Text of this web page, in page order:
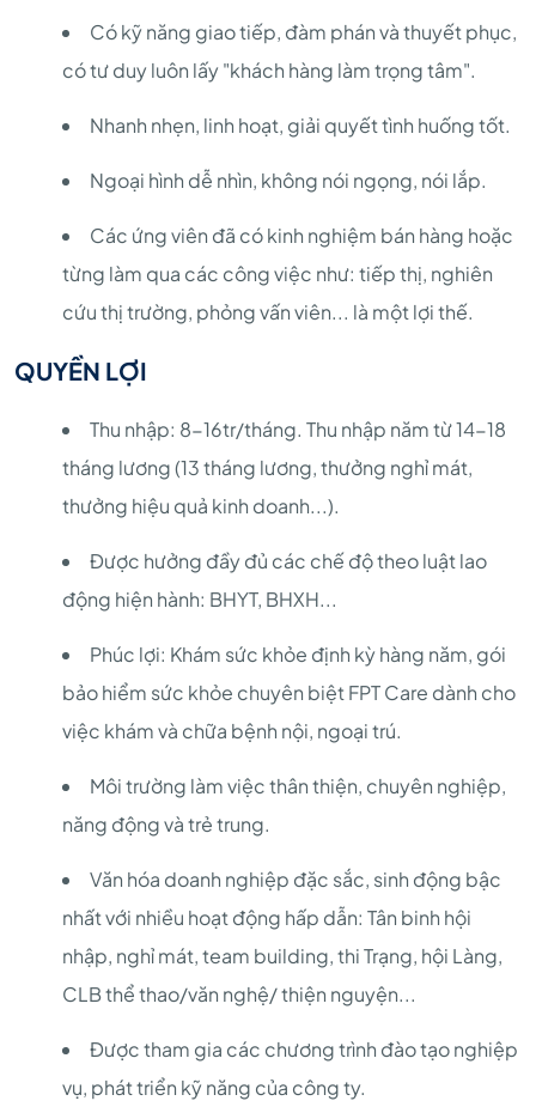
Có kỹ năng giao tiếp, đàm phán và thuyết phục,
có tư duy luôn lấy "khách hàng làm trọng tâm".
Nhanh nhẹn, linh hoạt, giải quyết tình huống tốt.
Ngoại hình dễ nhìn, không nói ngọng, nói lắp.
Các ứng viên đã có kinh nghiệm bán hàng hoặc
từng làm qua các công việc như: tiếp thị, nghiên
cứu thị trường, phỏng vấn viên... là một lợi thế.
QUYỀN LỢI
Thu nhập: 8-16tr/tháng. Thu nhập năm từ 14-18
tháng lương (13 tháng lương, thưởng nghỉ mát,
thưởng hiệu quả kinh doanh...).
Được hưởng đầy đủ các chế độ theo luật lao
động hiện hành: BHYT, BHXH...
Phúc lợi: Khám sức khỏe định kỳ hàng năm, gói
bảo hiểm sức khỏe chuyên biệt FPT Care dành cho
việc khám và chữa bệnh nội, ngoại trú.
Môi trường làm việc thân thiện, chuyên nghiệp,
năng động và trẻ trung.
Văn hóa doanh nghiệp đặc sắc, sinh động bậc
nhất với nhiều hoạt động hấp dẫn: Tân binh hội
nhập, nghỉ mát, team building, thi Trạng, hội Làng,
CLB thể thao/văn nghệ/ thiện nguyện...
Được tham gia các chương trình đào tạo nghiệp
vụ, phát triển kỹ năng của công ty.